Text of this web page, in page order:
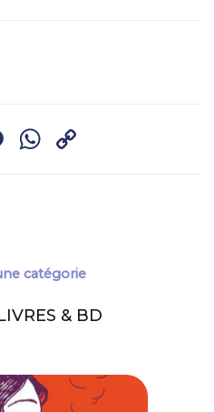
Messenger
WhatsApp
catégorie
& BD